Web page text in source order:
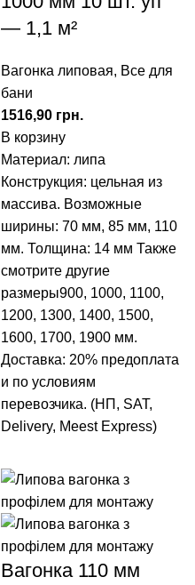
— 1,1 м²
Вагонка липовая, Все для
бани
грн.
В корзину
Материал: липа
Конструкция: цельная из
массива. Возможные
ширины: 70 мм, 85 мм, 110
мм. Толщина: 14 мм Также
смотрите другие
размеры900, 1000, 1100,
1200, 1300, 1400, 1500,
1600, 1700, 1900 мм.
Доставка: 20% предоплата
и по условиям
перевозчика. (НП, SAT,
Delivery, Meest Express)
Вагонка 110 мм